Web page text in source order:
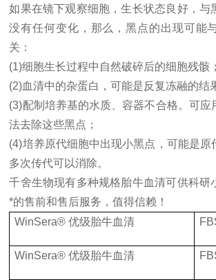
如果在镜下观察细胞，生长状态良好，与
没有任何变化，那么，黑点的出现可能
关：
(1)细胞生长过程中自然破碎后的细胞残骸；
(2)血清中的杂蛋白，可能是反复冻融的结
(3)配制培养基的水质、容器不合格。可应
法去除这些黑点；
(4)培养原代细胞中出现小黑点，可能是原
多次传代可以消除。
千舍生物现有多种规格胎牛血清可供科研
*的售前和售后服务，值得信赖！
WinSera® 优级胎牛血清
WinSera® 优级胎牛血清